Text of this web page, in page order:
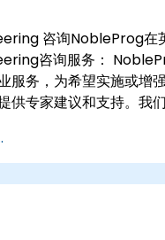
： 定义您的 AI 路线图
施计划。技术选择： 评
适合您需求的工具和技
的数据并构建强大的模
解。实施与整合： 将 AI
缝集成。培训与支持：
的技能和知识。拥抱
了解生成式 AI 如何改变
咨询NobleProg在
咨询服务：
服务，为希望实施或增
供专家建议和支持。我
。 我们以多种身份与各
AI 路线图： 帮助企业定
，并创建 AI 实施路线图
数据收集、清理和准备